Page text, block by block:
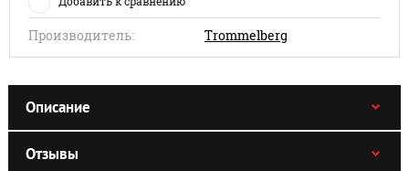
Производитель: Trommelberg
Описание
Отзывы